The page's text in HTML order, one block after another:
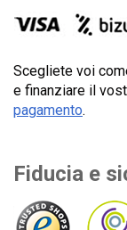
Scegliete voi
e finanziare il
pagamento.
Fiducia e